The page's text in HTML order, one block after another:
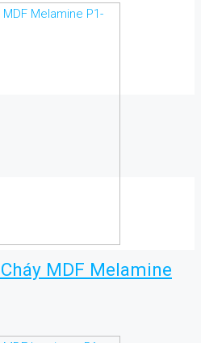
MDF Melamine